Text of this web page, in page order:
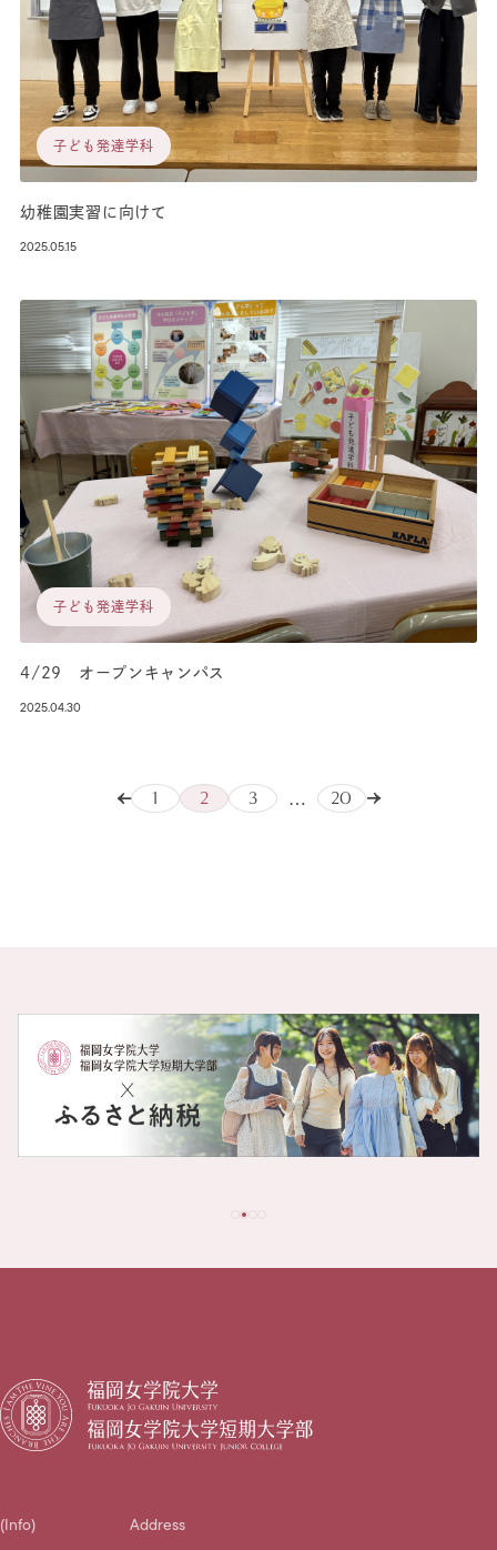
子ども発達学科
幼稚園実習に向けて
2025.05.15
子ども発達学科
4/29 オープンキャンパス
2025.04.30
1 2 3 … 20
(Info) Address